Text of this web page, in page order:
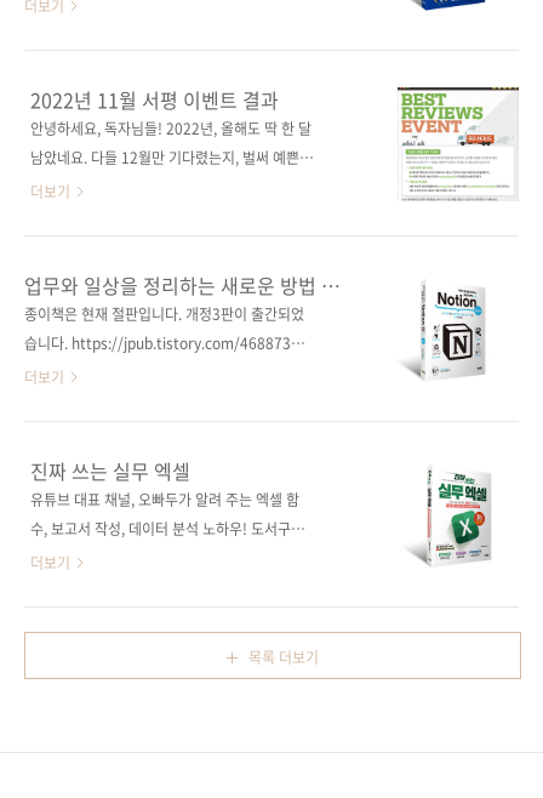
벤트 담당자 드림
이십사 출판사 제이펍 저작권사 SBクリエイテ
ィブ 원서명 Excel 最強の教科書[完全版]
【2nd Edition】 (ISBN 9784815615666) 도
목 데이터 분석, 함수 사용, 보고서 작성의 기초
를 다지는 엑셀 가이드 지은이 후지이 나오야, 오
리즈 일잘러 시리즈 출판일 2023년 4월 18일
페이지 368쪽 판 형 신국판변형
(152*215*15.5) 제 본 무..
더보기
2022년 11월 서평 이벤트 결과
안녕하세요, 독자님들! 2022년, 올해도 딱 한 달
남았네요. 다들 12월만 기다렸는지, 벌써 예쁜
소품으로 치장한 트리가 거리를 꾸미고 형형색
말을 제 속도대로 맞은 저만 바보가 된 느낌입니
다. 제이펍 독자님들은 올 한 해 동안 채우지 못
한 행복을 채울 수 있는 12월이 되길 바라는 마
니다. 11월에도 제이펍 서적을 읽어주시고 리뷰
이벤트에 참여해주셔서 진심으로 감사드립니다.
현, 서O선 님입니다! - 차O운 님 웹 디자인, 이렇
게 하면 되나요? 서평 - 김O현 님 일잘러의 엑셀
데이터 분석 서평 - 서O선 님 디..
더보기
업무와 일상을 정리하는 새로운 방법 노션
Notion(개정2판)
종이책은 현재 절판입니다. 개정3판이 출간되었
습니다. https://jpub.tistory.com/468873문
서 작성, 메모, 데이터베이스 및 일정 관리까지
사] [인터파크] [쿠팡] 전자책 구매 사이트(가나
다순)교보문고 / 구글북스 / 리디북스 / 알라딘 /
예스이십사 출판사 제이펍도서명 업무와 일상을
제목 문서 작성, 메모, 데이터베이스 및 일정 관
리까지 모든 일을 노션 하나로! 지은이 전시진,
이해봄감수자 (없음)시리즈 (없음)출판일 2022
년 11월 14일페이지 388쪽판 형 크라운변형
더보기
진짜 쓰는 실무 엑셀
유튜브 대표 채널, 오빠두가 알려 주는 엑셀 함
수, 보고서 작성, 데이터 분석 노하우! 도서구매
사이트(가나다순) 교보문고 / 도서11번가 / 알라
스 / 알라딘 / 예스이십사 출판사 제이펍 지은이
오빠두(전진권) 시리즈 진짜 쓰는 시리즈 출판일
더보기
목록 더보기